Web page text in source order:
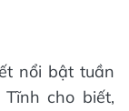
nổi bật tuần
cho biết,